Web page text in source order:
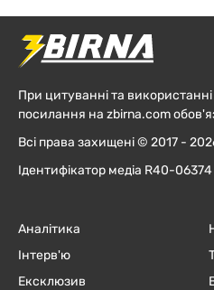
При цитуванні та
посилання на zbirna.com
Всі права захищені © 2017 -
Ідентифікатор медіа R40-06374
Аналітика
Інтерв'ю
Ексклюзив